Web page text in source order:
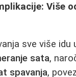
Više
sve više idu
sata,
spavanja,